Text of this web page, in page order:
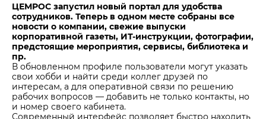
ЦЕМРОС запустил новый портал для удобства
сотрудников. Теперь в одном месте собраны все
новости о компании, свежие выпуски
корпоративной газеты, ИТ-инструкции, фотографии,
предстоящие мероприятия, сервисы, библиотека и
пр.
В обновленном профиле пользователи могут указать
свои хобби и найти среди коллег друзей по
интересам, а для оперативной связи по решению
рабочих вопросов — добавить не только контакты, но
и номер своего кабинета.
Современный интерфейс позволяет быстро находить
Служба доверия